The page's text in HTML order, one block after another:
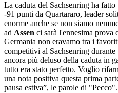
La caduta del Sachsenring ha fatto
-91 punti da Quartararo, leader
enorme anche se non siamo
ad Assen ci sarà l'ennesima prova
Germania non eravamo tra i
competitivi al Sachsenring
ancora più deluso della caduta in
tutto era stato perfetto. Voglio
una nota positiva questa prima
pausa estiva”, le parole di "Pecco".